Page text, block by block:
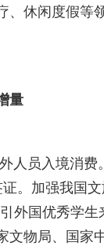
、休闲度假
量
外人员入境消
。加强我国
外国优秀学
文物局、国家